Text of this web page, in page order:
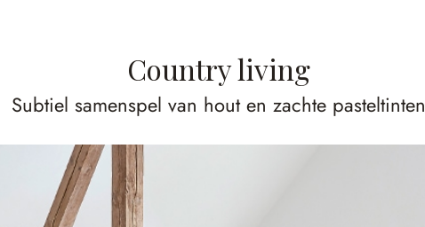
Country living
Subtiel samenspel van hout en zachte pasteltinten